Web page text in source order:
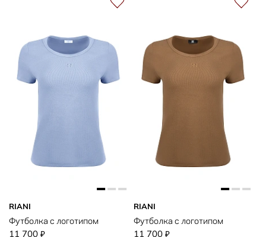
RIANI
Футболка с логотипом
11 700 ₽
RIANI
Футболка с логотипом
11 700 ₽